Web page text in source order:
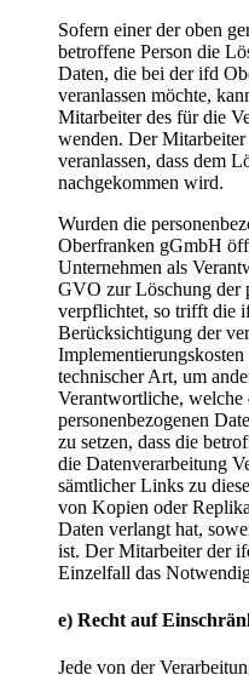
Sofern einer der oben
betroffene Person die
Daten, die bei der ifd
veranlassen möchte,
Mitarbeiter des für die
wenden. Der
veranlassen, dass dem
nachgekommen wird.
Wurden die
Oberfranken gGmbH
Unternehmen als
GVO zur Löschung der
verpflichtet, so trifft die
Berücksichtigung der
Implementierungskosten
technischer Art, um
Verantwortliche,
personenbezogenen
zu setzen, dass die
die Datenverarbeitung
sämtlicher Links zu
von Kopien oder
Daten verlangt hat,
ist. Der Mitarbeiter der
Einzelfall das
e) Recht auf
Jede von der